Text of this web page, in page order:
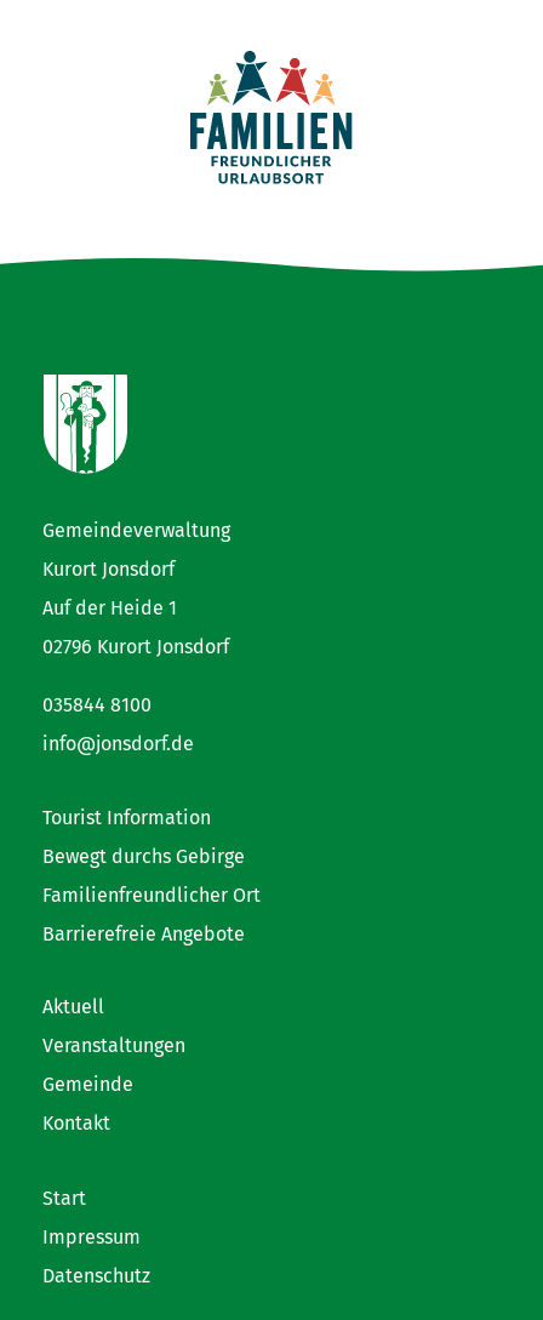
Gemeindeverwaltung
Kurort Jonsdorf
Auf der Heide 1
02796 Kurort Jonsdorf
035844 8100
info@jonsdorf.de
Tourist Information
Bewegt durchs Gebirge
Familienfreundlicher Ort
Barrierefreie Angebote
Aktuell
Veranstaltungen
Gemeinde
Kontakt
Start
Impressum
Datenschutz